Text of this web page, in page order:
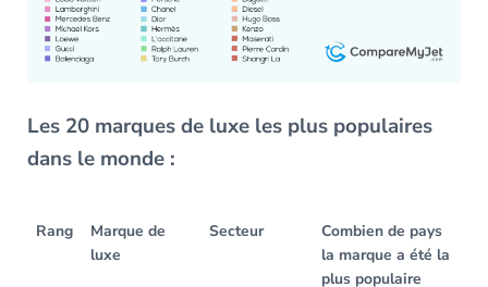
Les 20 marques de luxe les plus populaires
dans le monde :
Rang
Marque de
luxe
Secteur
Combien de pays
la marque a été la
plus populaire